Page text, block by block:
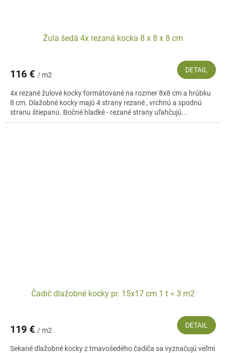
Žula šedá 4x rezaná kocka 8 x 8 x 8 cm
116 € / m2
DETAIL
4x rezané žulové kocky formátované na rozmer 8x8 cm a hrúbku
8 cm. Dlažobné kocky majú 4 strany rezané , vrchnú a spodnú
stranu štiepanú. Bočné hladké - rezané strany uľahčujú...
Čadič dlažobné kocky pr. 15x17 cm 1 t = 3 m2
119 € / m2
DETAIL
Sekané dlažobné kocky z tmavošedého čadiča sa vyznačujú veľmi